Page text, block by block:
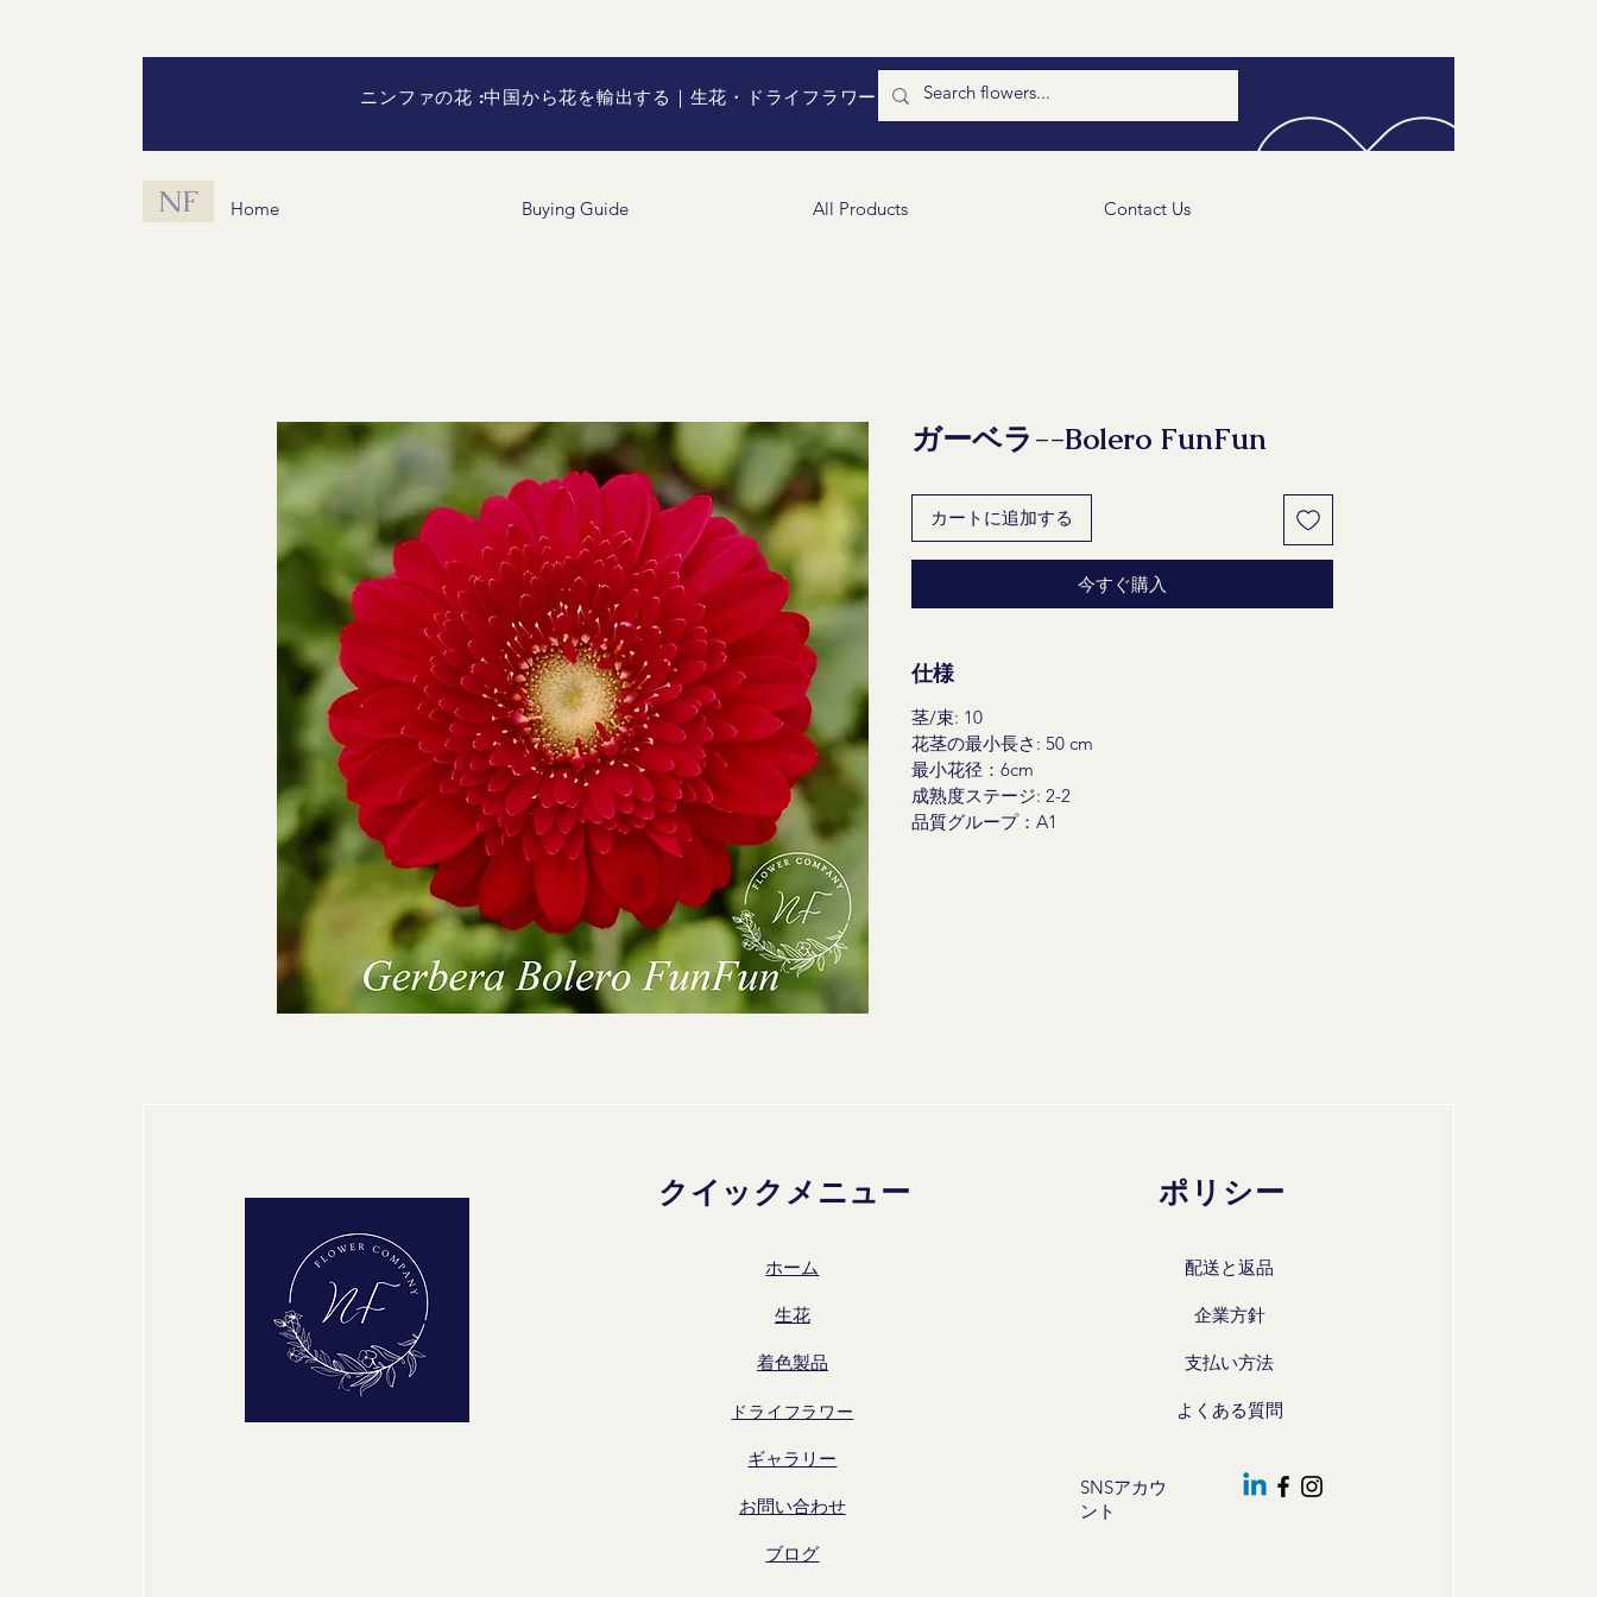
ニンファの花 :中国から花を輸出する｜生花・ドライフラワー
NF Home Buying Guide All Products Contact Us
ガーベラ--Bolero FunFun
カートに追加する
今すぐ購入
仕様
茎/束: 10
花茎の最小長さ: 50 cm
最小花径：6cm
成熟度ステージ: 2-2
品質グループ：A1
クイックメニュー
ホーム
生花
着色製品
ドライフラワー
ギャラリー
お問い合わせ
ブログ
ポリシー
配送と返品
企業方針
支払い方法
よくある質問
SNSアカウ
ント